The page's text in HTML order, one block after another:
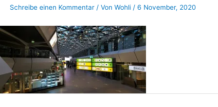
Schreibe einen Kommentar / Von Wohli / 6 November, 2020